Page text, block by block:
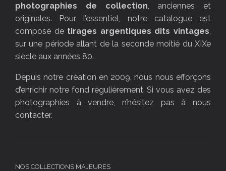
photographies de collection , anciennes et
originales. Pour l’essentiel, notre catalogue est
composé de tirages argentiques dits vintages
sur une période allant de la seconde moitié du XIXe
siècle aux années 80.
Depuis notre création en 2009, nous nous efforçons
d’enrichir notre fond régulièrement. Si vous avez des
photographies à vendre, n’hésitez pas à nous
contacter.
NOS COLLECTIONS MAJEURES